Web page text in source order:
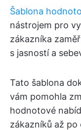
Šablona
nástrojem pro
zákazníka
s jasností a
Tato šablona
vám pomohla
hodnotové
zákazníků až